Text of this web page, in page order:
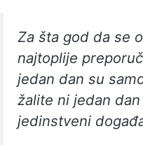
Za šta god da se
najtoplije
jedan dan su
žalite ni jedan
jedinstveni